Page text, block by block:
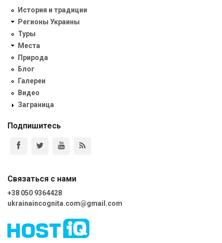
История и традиции
Регионы Украины
Туры
Места
Природа
Блог
Галереи
Видео
Заграница
Подпишитесь
Связаться с нами
+38 050 9364428
ukrainaincognita.com@gmail.com